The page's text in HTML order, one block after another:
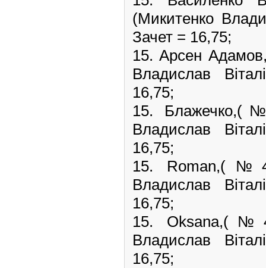
(Микитенко
Зачет = 16,75;
15. Арсен
Владислав
16,75;
15.
Владислав
16,75;
15.
Владислав
16,75;
15.
Владислав
16,75;